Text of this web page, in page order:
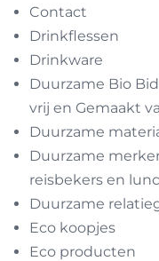
Contact
Drinkflessen
Drinkware
Duurzame Bio
vrij en Gemaakt
Duurzame
Duurzame
reisbekers en
Duurzame
Eco koopjes
Eco producten